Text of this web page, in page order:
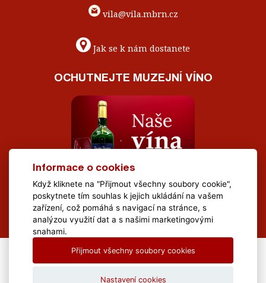
vila@vila.mbrn.cz
Jak se k nám dostanete
OCHUTNEJTE MUZEJNÍ VÍNO
All Rights Reserved Muzeum Brněnska © 2020, Webdesign by
Informace o cookies
Když kliknete na "Přijmout všechny soubory cookie",
poskytnete tím souhlas k jejich ukládání na vašem
zařízení, což pomáhá s navigací na stránce, s
analýzou využití dat a s našimi marketingovými
snahami.
Přijmout všechny soubory cookies
Nastavení cookies